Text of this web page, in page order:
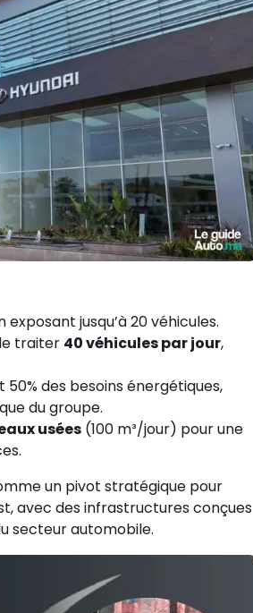
jusqu’à 20 véhicules.
traiter 40 véhicules par jour,
50% des besoins énergétiques,
du groupe.
usées (100 m³/jour) pour une
un pivot stratégique pour
avec des infrastructures conçues
secteur automobile.